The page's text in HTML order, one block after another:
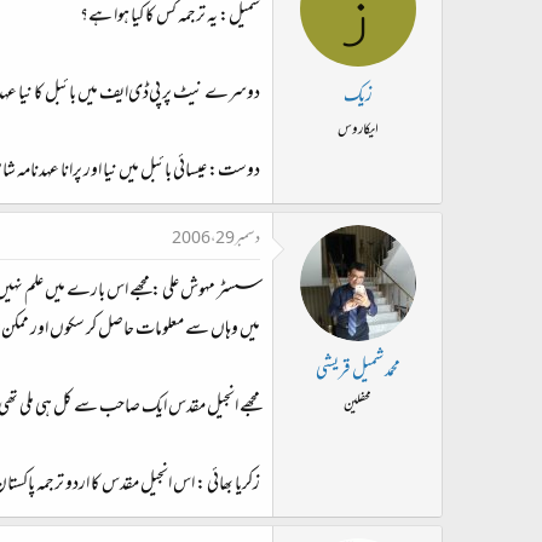
زیک
ایکاروس
شمیل: یہ ترجمہ کس کا کیا ہوا ہے؟
دوسرے نیٹ پر پی‌ڈی‌ایف میں بائبل کا نیا
دوست: عیسائی بائبل میں نیا اور پرانا
محمد شمیل قریشی
محفلین
دسمبر 29، 2006
سسٹر مہوش علی : مجھے اس بارے میں علم نہیں
میں وہاں سے معلومات حاصل کر سکوں اور
مجھے انجیل مقدس ایک صاحب سے کل ہی ملی
زکریا بھائي : اس انجیل مقدس کا اردو ترجمہ